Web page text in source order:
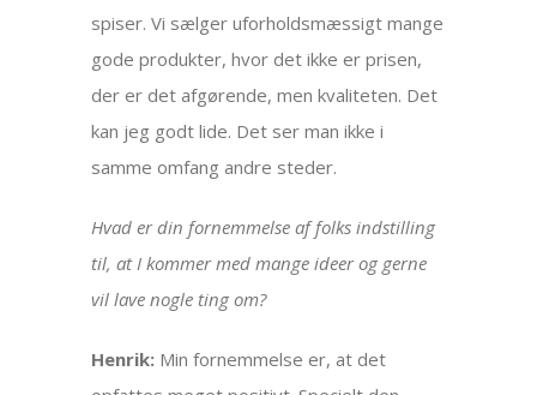
spiser. Vi sælger uforholdsmæssigt mange
gode produkter, hvor det ikke er prisen,
der er det afgørende, men kvaliteten. Det
kan jeg godt lide. Det ser man ikke i
samme omfang andre steder.
Hvad er din fornemmelse af folks indstilling
til, at I kommer med mange ideer og gerne
vil lave nogle ting om?
Henrik: Min fornemmelse er, at det